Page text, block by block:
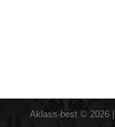
Aklass-best © 2026